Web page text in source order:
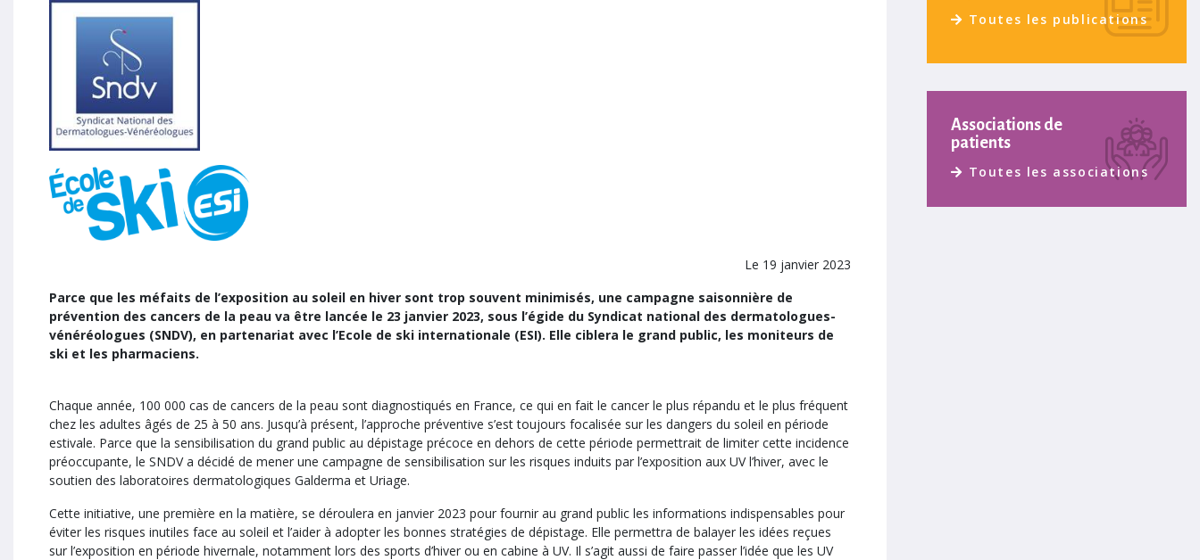
Le 19 janvier 2023
Parce que les méfaits de l’exposition au soleil en hiver sont trop souvent minimisés, une campagne saisonnière de
prévention des cancers de la peau va être lancée le 23 janvier 2023, sous l’égide du Syndicat national des dermatologues-
vénéréologues (SNDV), en partenariat avec l’Ecole de ski internationale (ESI). Elle ciblera le grand public, les moniteurs de
ski et les pharmaciens.
Chaque année, 100 000 cas de cancers de la peau sont diagnostiqués en France, ce qui en fait le cancer le plus répandu et le plus fréquent
chez les adultes âgés de 25 à 50 ans. Jusqu’à présent, l’approche préventive s’est toujours focalisée sur les dangers du soleil en période
estivale. Parce que la sensibilisation du grand public au dépistage précoce en dehors de cette période permettrait de limiter cette incidence
préoccupante, le SNDV a décidé de mener une campagne de sensibilisation sur les risques induits par l’exposition aux UV l’hiver, avec le
soutien des laboratoires dermatologiques Galderma et Uriage.
Cette initiative, une première en la matière, se déroulera en janvier 2023 pour fournir au grand public les informations indispensables pour
éviter les risques inutiles face au soleil et l’aider à adopter les bonnes stratégies de dépistage. Elle permettra de balayer les idées reçues
sur l’exposition en période hivernale, notamment lors des sports d’hiver ou en cabine à UV. Il s’agit aussi de faire passer l’idée que les UV
Toutes les publications
Associations de
patients
Toutes les associations